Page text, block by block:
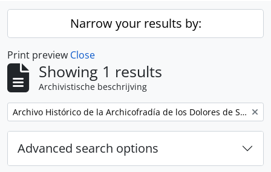
Narrow your results by:
Print preview Close
Showing 1 results
Archivistische beschrijving
Remove filter: Archivo Histórico de la Archicofradía de los Dolores de San Juan
Advanced search options